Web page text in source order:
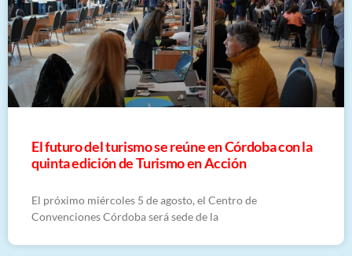
El futuro del turismo se reúne en Córdoba con la
quinta edición de Turismo en Acción
El próximo miércoles 5 de agosto, el Centro de
Convenciones Córdoba será sede de la